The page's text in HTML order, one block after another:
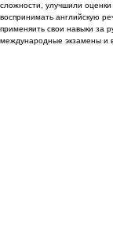
сложности, улучшили
воспринимать английскую
применяить свои навыки за
международные экзамены и